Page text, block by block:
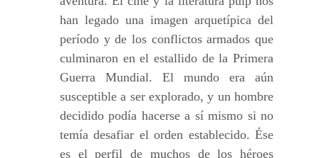
han legado una imagen arquetípica del
período y de los conflictos armados que
culminaron en el estallido de la Primera
Guerra Mundial. El mundo era aún
susceptible a ser explorado, y un hombre
decidido podía hacerse a sí mismo si no
temía desafiar el orden establecido. Ése
es el perfil de muchos de los héroes